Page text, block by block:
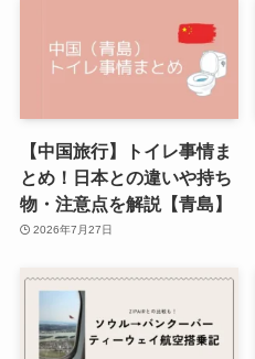
【中国旅行】トイレ事情ま
とめ！日本との違いや持ち
物・注意点を解説【青島】
2026年7月27日